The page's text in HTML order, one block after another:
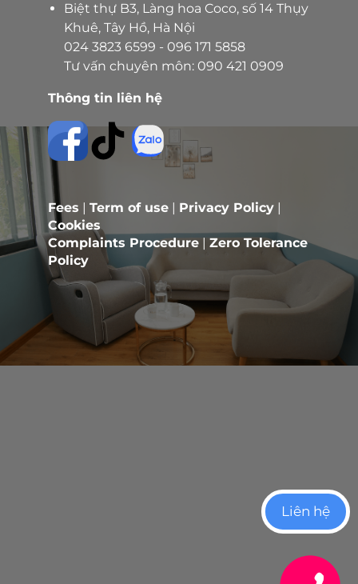
Liên hệ
Biệt thự B3, Làng hoa Coco, số 14 Thụy
Khuê, Tây Hồ, Hà Nội
024 3823 6599 - 096 171 5858
Tư vấn chuyên môn: 090 421 0909
Thông tin liên hệ
Fees Term of use Privacy Policy
Cookies
Complaints Procedure
Zero Tolerance
Policy